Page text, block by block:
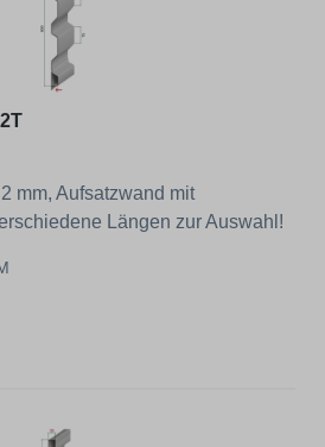
mm, Aufsatzwand mit
Längen zur Auswahl!